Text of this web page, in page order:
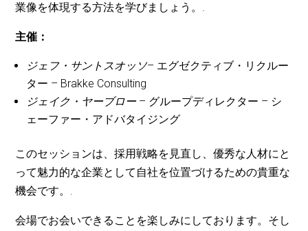
業像を体現する方法を学びましょう。.
主催：
ジェフ・サントスオッソ– エグゼクティブ・リクルー
ター – Brakke Consulting
ジェイク・ヤーブロー – グループディレクター – シ
ェーファー・アドバタイジング
このセッションは、採用戦略を見直し、優秀な人材にと
って魅力的な企業として自社を位置づけるための貴重な
機会です。.
会場でお会いできることを楽しみにしております。そし